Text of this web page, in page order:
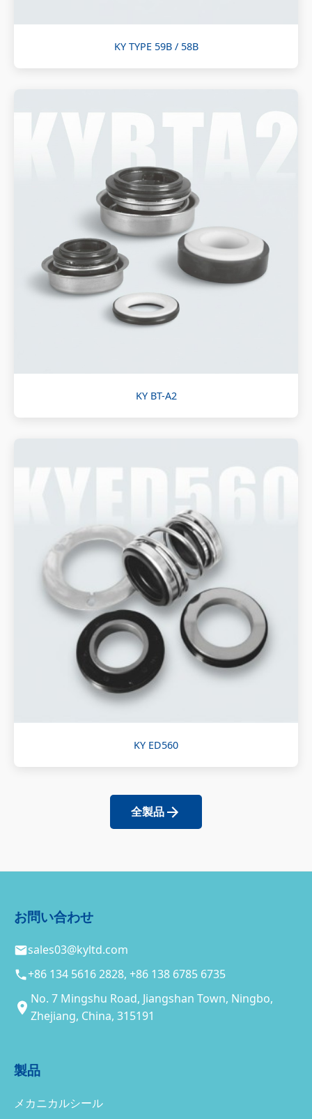
KY TYPE 59B / 58B
KY BT-A2
KY ED560
全製品
お問い合わせ
sales03@kyltd.com
+86 134 5616 2828, +86 138 6785 6735
No. 7 Mingshu Road, Jiangshan Town, Ningbo,
Zhejiang, China, 315191
製品
メカニカルシール